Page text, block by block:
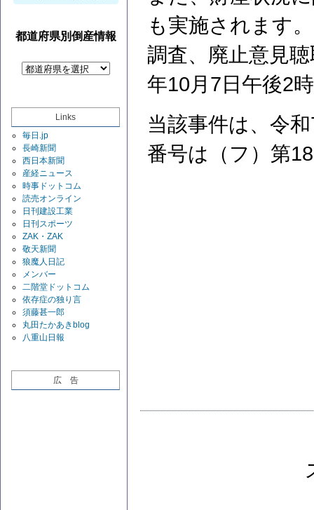
都道府県別倒産情報
Links
毎日.jp
長崎新聞
西日本新聞
産経ニュース
時事ドットコム
読売オンライン
日刊建設工業
日刊スポーツ
ZAK・ZAK
敬天新聞
狼魔人日記
メンバー
二階堂ドットコム
依存症の独り言
須藤甚一郎
丸田たかあきblog
八重山日報
広 告
も実施されます
調査、廃止意見
年10月7日午後2
当該事件は、令
番号は（フ）第